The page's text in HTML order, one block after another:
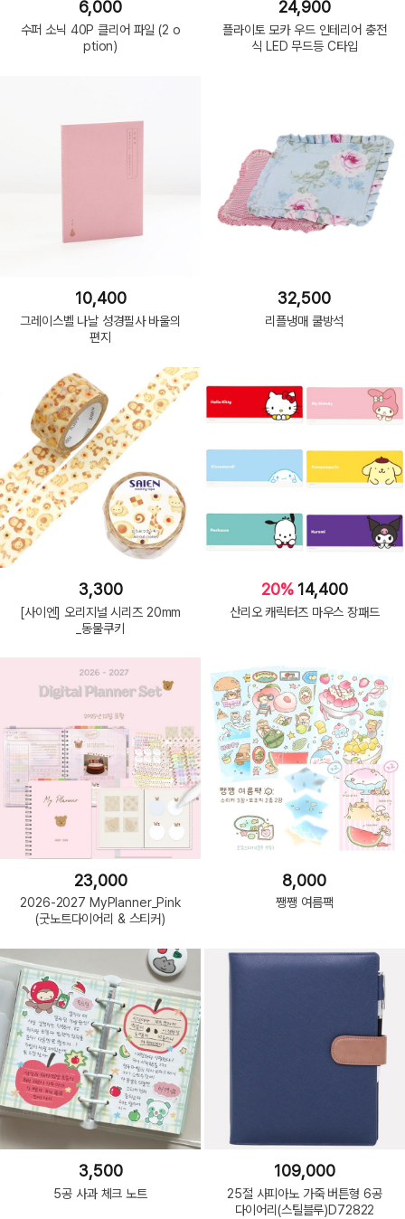
6,000
수퍼 소닉 40P 클리어 파일 (2 o
ption)
24,900
플라이토 모카 우드 인테리어 충전
식 LED 무드등 C타입
10,400
그레이스벨 나날 성경필사 바울의
편지
32,500
리플냉매 쿨방석
3,300
[사이엔] 오리지널 시리즈 20mm
_동물쿠키
20% 14,400
산리오 캐릭터즈 마우스 장패드
23,000
2026-2027 MyPlanner_Pink
(굿노트다이어리 & 스티커)
8,000
쨍쨍 여름팩
3,500
5공 사과 체크 노트
109,000
25절 사피아노 가죽 버튼형 6공
다이어리(스틸블루)D72822